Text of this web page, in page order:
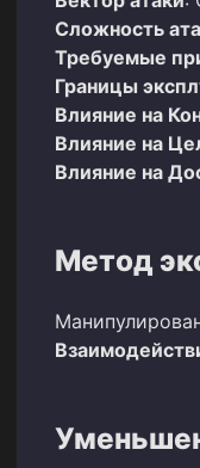
Сложность
Требуемые
Границы
Влияние на
Влияние на
Влияние на
Метод